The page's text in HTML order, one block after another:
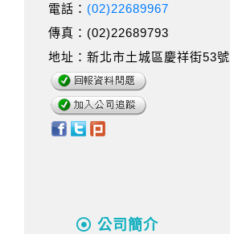
電話： (02)22689967
傳真：(02)22689793
地址：新北市土城區慶祥街53號
公司簡介